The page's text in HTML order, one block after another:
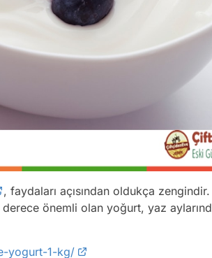
, faydaları açısından oldukça
önemli olan yoğurt, yaz
yogurt-1-kg/